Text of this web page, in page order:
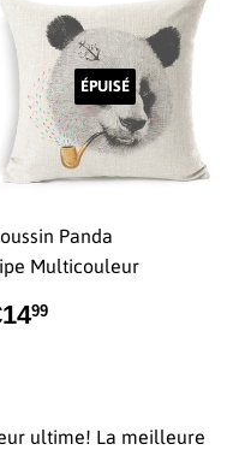
ÉPUISÉ
Panda
Multicouleur
99
ultime! La meilleure